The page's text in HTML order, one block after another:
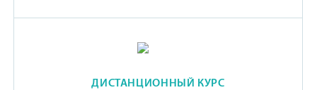
ДИСТАНЦИОННЫЙ КУРС